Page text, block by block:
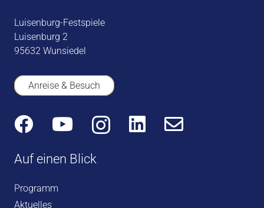
Luisenburg-Festspiele
Luisenburg 2
95632 Wunsiedel
Anreise & Besuch
Auf einen Blick
Programm
Aktuelles